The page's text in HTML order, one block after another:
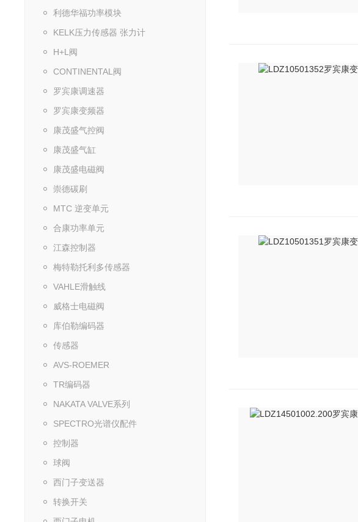
利德华福功率模块
KELK压力传感器 张力计
H+L阀
CONTINENTAL阀
罗宾康调速器
罗宾康变频器
康茂盛气控阀
康茂盛气缸
康茂盛电磁阀
崇德碳刷
MTC 逆变单元
合康功率单元
江森控制器
梅特勒托利多传感器
VAHLE滑触线
威格士电磁阀
库伯勒编码器
传感器
AVS-ROEMER
TR编码器
NAKATA VALVE系列
SPECTRO光谱仪配件
控制器
球阀
西门子变送器
转换开关